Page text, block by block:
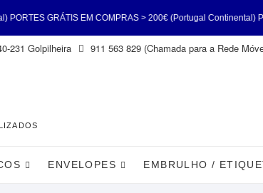
EM COMPRAS > 200€ (Portugal Continental) PORTES
GRÁTIS EM COMPRAS > 200€ (Portugal Continental)
231 Golpilheira 911 563 829 (Chamada para a Rede
ENVELOPES EMBRULHO /